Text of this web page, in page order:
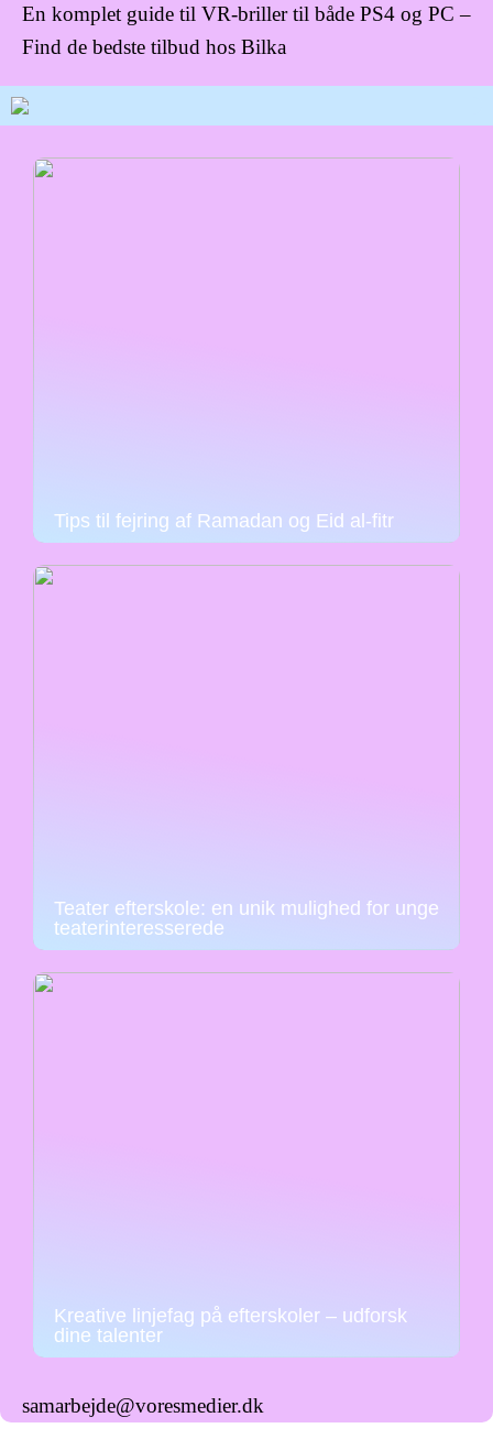
En komplet guide til VR-briller til både PS4 og PC –
Find de bedste tilbud hos Bilka
Tips til fejring af Ramadan og Eid al-fitr
Teater efterskole: en unik mulighed for unge
teaterinteresserede
Kreative linjefag på efterskoler – udforsk
dine talenter
samarbejde@voresmedier.dk